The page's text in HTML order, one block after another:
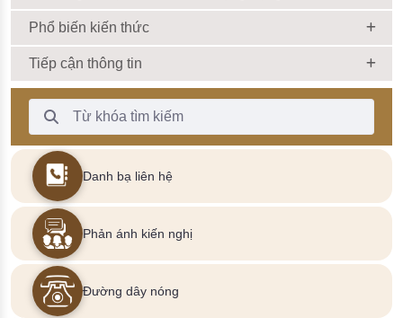
Phổ biến kiến thức
Tiếp cận thông tin
Thanh Tìm kiếm
Danh bạ liên hệ
Phản ánh kiến nghị
Đường dây nóng